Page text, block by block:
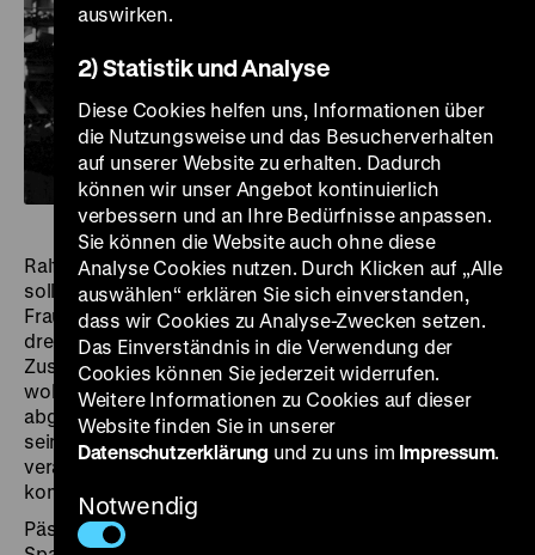
Ralf Päschke, Regiestudent an der Filmhochschule,
soll für das Fernsehen einen Dokumentarfilm über die
Frauenbrigade im Berliner Glühlampenwerk NARVA
drehen. Es ist kein Herzensprojekt, und ob die
Zuschauer in ihrer Freizeit eine Frauenbrigade sehen
wollen, ist zweifelhaft. Da aber andere Projekte
abgelehnt werden, nimmt Päschke an und beginnt
seine Arbeit mit fünf Mädchen, die im Akkord an
veralteten Maschinen Glühlampen herstellen. Sie
kommen sich auch persönlich näher.
Päschkes Dreharbeiten bringen die latenten
auswirken.
2) Statistik und Analyse
Diese Cookies helfen uns, Informationen über
die Nutzungsweise und das Besucherverhalten
auf unserer Website zu erhalten. Dadurch
können wir unser Angebot kontinuierlich
verbessern und an Ihre Bedürfnisse anpassen.
Sie können die Website auch ohne diese
Analyse Cookies nutzen. Durch Klicken auf „Alle
auswählen“ erklären Sie sich einverstanden,
dass wir Cookies zu Analyse-Zwecken setzen.
Das Einverständnis in die Verwendung der
Cookies können Sie jederzeit widerrufen.
Weitere Informationen zu Cookies auf dieser
Website finden Sie in unserer
Datenschutzerklärung und zu uns im Impressum.
Notwendig